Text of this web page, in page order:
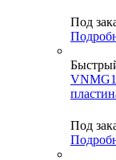
Под
Под